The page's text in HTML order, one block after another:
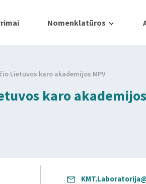
Nomenklatūros
Lietuvos karo akademijos MPV
karo